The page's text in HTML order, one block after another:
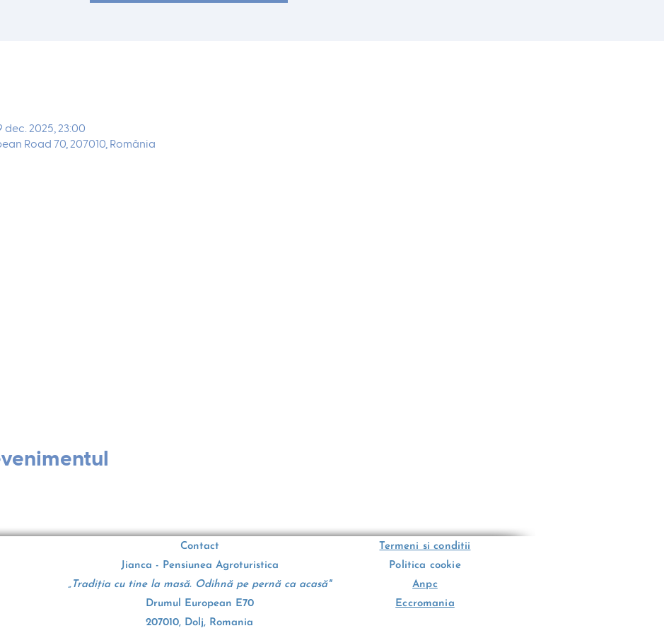
dec. 2025, 23:00
Road 70, 207010, România
Contact
Jianca - Pensiunea Agroturistica
„Tradiția cu tine la masă. Odihnă pe pernă ca acasă"
Drumul European E70
207010, Dolj, Romania
Termeni si conditii
Politica cookie
Anpc
Eccromania